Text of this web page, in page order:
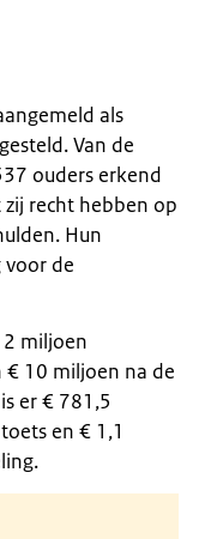
als
Van de
ouders erkend
recht hebben op
Hun
de
miljoen
€ 10 miljoen na de
er € 781,5
en € 1,1